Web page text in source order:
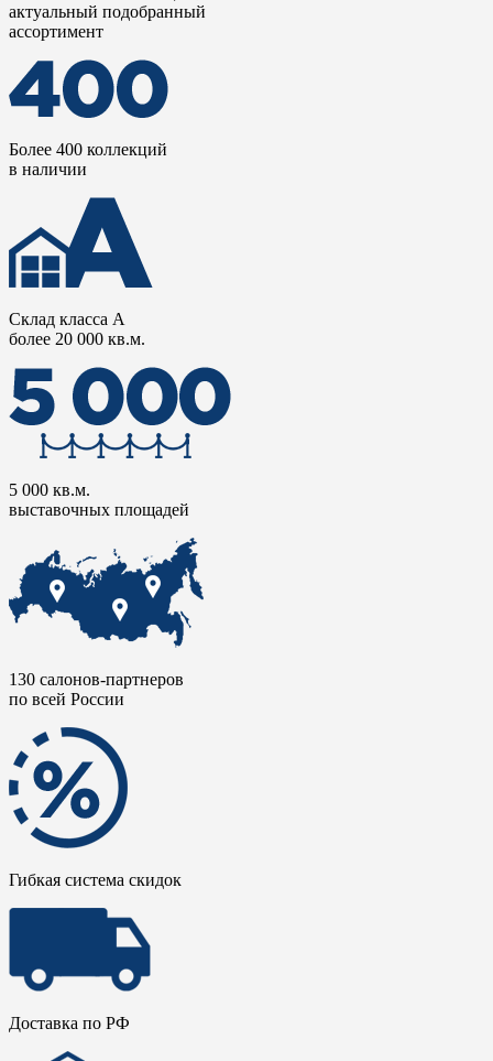
актуальный подобранный
ассортимент
Более 400 коллекций
в наличии
Склад класса А
более 20 000 кв.м.
5 000 кв.м.
выставочных площадей
130 салонов-партнеров
по всей России
Гибкая система скидок
Доставка по РФ